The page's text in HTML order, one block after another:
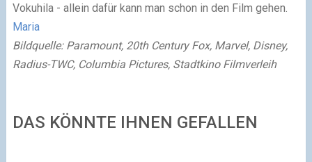
Vokuhila - allein dafür kann man schon in den Film gehen.
Maria
Bildquelle: Paramount, 20th Century Fox, Marvel, Disney,
Radius-TWC, Columbia Pictures, Stadtkino Filmverleih
DAS KÖNNTE IHNEN GEFALLEN